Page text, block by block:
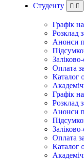
Студенту
Графік
Розклад
Анонси
Оплата
Каталог
Графік
Розклад
Анонси
Оплата
Каталог